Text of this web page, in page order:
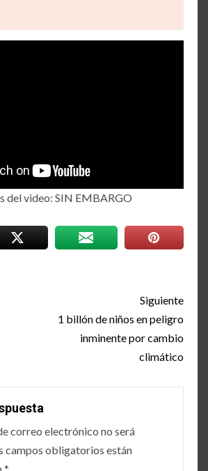
del video: SIN EMBARGO
Siguiente
1 billón de niños en peligro
inminente por cambio
climático
correo electrónico no será
campos obligatorios están